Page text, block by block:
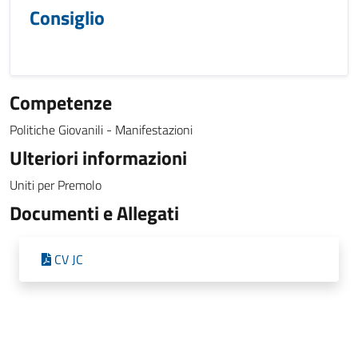
Consiglio
Competenze
Politiche Giovanili - Manifestazioni
Ulteriori informazioni
Uniti per Premolo
Documenti e Allegati
CV JC